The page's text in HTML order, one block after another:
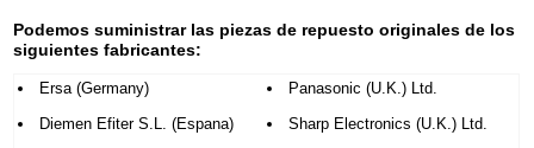
Podemos suministrar las piezas de repuesto originales de los
siguientes fabricantes:
Ersa (Germany)
Diemen Efiter S.L. (Espana)
Panasonic (U.K.) Ltd.
Sharp Electronics (U.K.) Ltd.